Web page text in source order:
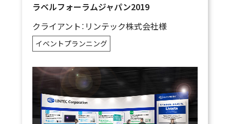
ラベルフォーラムジャパン2019
クライアント：リンテック株式会社様
イベントプランニング